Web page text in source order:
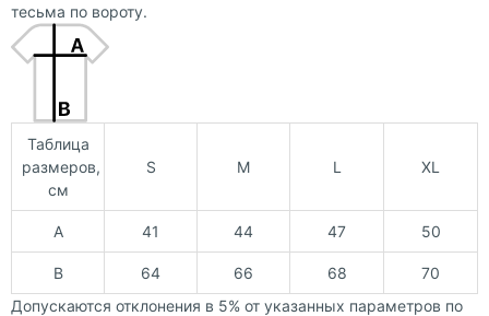
тесьма по вороту.
Таблица
размеров,
см
S M L XL
A 41 44 47 50
B 64 66 68
70
Допускаются отклонения в 5% от указанных параметров по